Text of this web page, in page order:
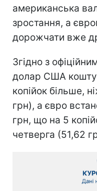
американська
зростання, а
дорожчати вже
Згідно з
долар США
копійок більше,
грн), а євро
грн, що на 5
четверга (51,62